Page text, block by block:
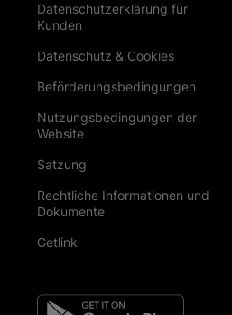
Datenschutzerklärung für
Kunden
Datenschutz & Cookies
Beförderungsbedingungen
Nutzungsbedingungen der
Website
Satzung
Rechtliche Informationen und
Dokumente
Getlink